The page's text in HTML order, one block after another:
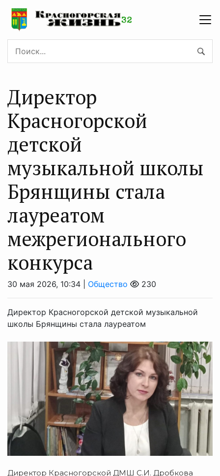
Директор
Красногорской
детской
музыкальной школы
Брянщины стала
лауреатом
межрегионального
конкурса
30 мая 2026, 10:34 | Общество 230
Директор Красногорской детской музыкальной
школы Брянщины стала лауреатом
Директор Красногорской ДМШ С.И. Дробкова